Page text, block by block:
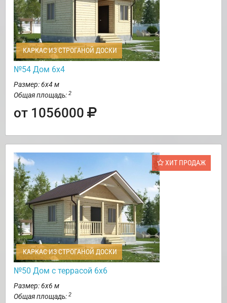
КАРКАС ИЗ СТРОГАНОЙ ДОСКИ
№54 Дом 6х4
Размер: 6х4 м
Общая площадь: 2
от 1056000
ХИТ ПРОДАЖ
КАРКАС ИЗ СТРОГАНОЙ ДОСКИ
№50 Дом с террасой 6х6
Размер: 6х6 м
Общая площадь: 2